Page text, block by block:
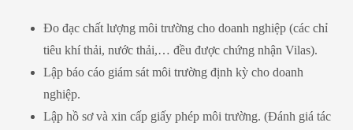
Đo đạc chất lượng môi trường cho doanh nghiệp (các chỉ
tiêu khí thải, nước thải,… đều được chứng nhận Vilas).
Lập báo cáo giám sát môi trường định kỳ cho doanh
nghiệp.
Lập hồ sơ và xin cấp giấy phép môi trường. (Đánh giá tác